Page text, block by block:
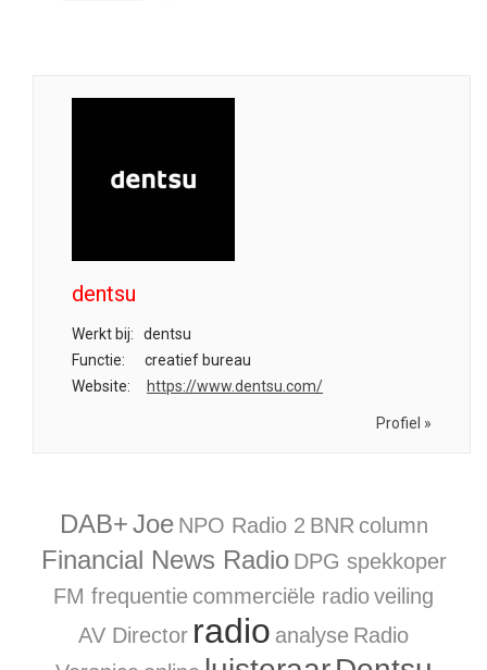
dentsu
Werkt bij:
dentsu
Functie:
creatief bureau
Website:
https://www.dentsu.com/
Profiel »
DAB+Joe NPO Radio 2 BNR column
Financial News Radio DPG spekkoper
FM frequentie commerciële radioveiling
AV Director radio analyse Radio